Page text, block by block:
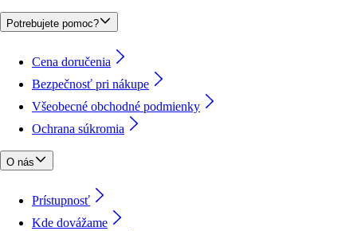
Potrebujete pomoc?
Cena doručenia
Bezpečnosť pri nákupe
Všeobecné obchodné podmienky
Ochrana súkromia
O nás
Prístupnosť
Kde dovážame